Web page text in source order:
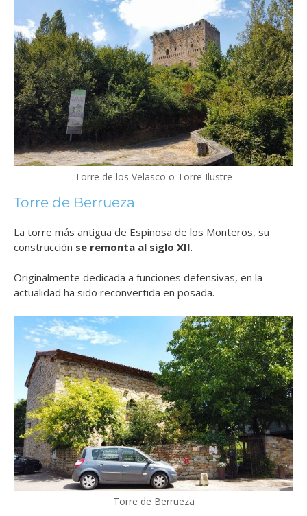
Torre de los Velasco o Torre Ilustre
Torre de Berrueza
La torre más antigua de Espinosa de los Monteros, su
construcción se remonta al siglo XII.
Originalmente dedicada a funciones defensivas, en la
actualidad ha sido reconvertida en posada.
Torre de Berrueza